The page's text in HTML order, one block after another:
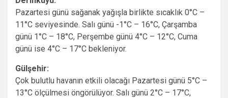
Pazartesi günü sağanak yağışla birlikte sıcaklık 0°C –
11°C seviyesinde. Salı günü -1°C – 16°C, Çarşamba
günü 1°C – 18°C, Perşembe günü 4°C – 12°C, Cuma
günü ise 4°C – 17°C bekleniyor.
Gülşehir:
Çok bulutlu havanın etkili olacağı Pazartesi günü 5°C –
13°C ölçülmesi öngörülüyor. Salı günü 2°C – 17°C,